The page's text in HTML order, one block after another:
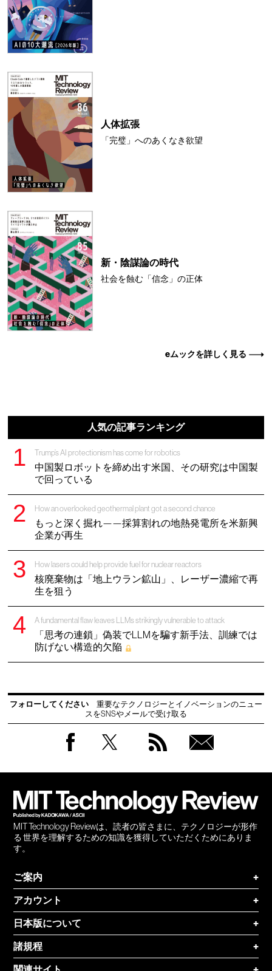
人体拡張
「完璧」へのあくなき欲望
新・陰謀論の時代
社会を蝕む「信念」の正体
eムックを詳しく見る
人気の記事ランキング
Trump’s AI protectionism has come for robotics
中国製ロボットを締め出す米国、その研究は中国製
で回っている
How an overlooked geothermal plant got a second chance
もっと深く掘れ——採算割れの地熱発電所を米新興
企業が再生
How lasers could help provide fuel for nuclear reactors
核廃棄物は「地上ウラン鉱山」、レーザー濃縮で再
生を狙う
A fundamental flaw leaves LLMs strikingly vulnerable to attack
「思考の連鎖」偽装でLLMを騙す新手法、訓練では
防げない構造的欠陥
フォローしてください
重要なテクノロジーとイノベーションのニュー
スをSNSやメールで受け取る
MIT Technology Reviewは、読者の皆さまに、テクノロジーが形作
る 世界を理解するための知識を獲得していただくためにありま
す。
ご案内
+
アカウント
+
日本版について
+
諸規程
+